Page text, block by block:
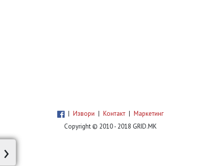
| Извори | Контакт | Маркетинг
Copyright © 2010 - 2018 GRID.MK
›